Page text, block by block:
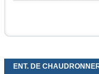
ENT. DE